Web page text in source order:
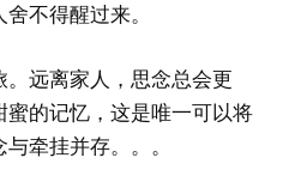
不得醒过来。
远离家人，思念总会更
的记忆，这是唯一可以将
牵挂并存。。。